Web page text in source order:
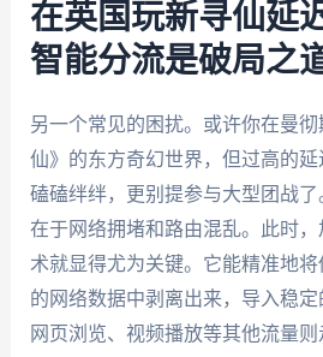
在英国玩新寻仙延
智能分流是破局之
另一个常见的困扰。或许你在曼
仙》的东方奇幻世界，但过高的
磕磕绊绊，更别提参与大型团战
在于网络拥堵和路由混乱。此时，
术就显得尤为关键。它能精准地
的网络数据中剥离出来，导入稳
网页浏览、视频播放等其他流量